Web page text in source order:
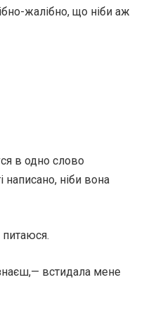
жалібно, що ніби аж
в одно слово
написано, ніби вона
встидала мене